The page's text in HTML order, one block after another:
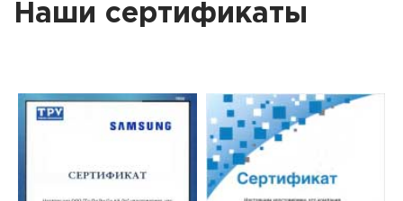
Наши сертификаты